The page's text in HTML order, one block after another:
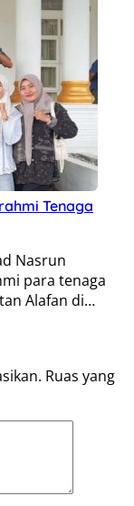
Tenaga
Nasrun
para tenaga
Alafan di…
Ruas yang